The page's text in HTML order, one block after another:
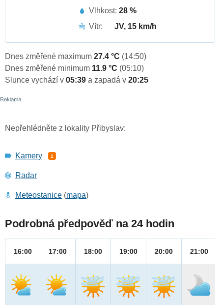
Vlhkost: 28 %
Vítr:
JV, 15 km/h
Dnes změřené maximum 27.4 °C (14:50)
Dnes změřené minimum 11.9 °C (05:10)
Slunce vychází v 05:39 a zapadá v 20:25
Nepřehlédněte z lokality Přibyslav:
Kamery 1
Radar
Meteostanice (mapa)
Podrobná předpověď na 24 hodin
16:00 17:00 18:00 19:00 20:00 21:00